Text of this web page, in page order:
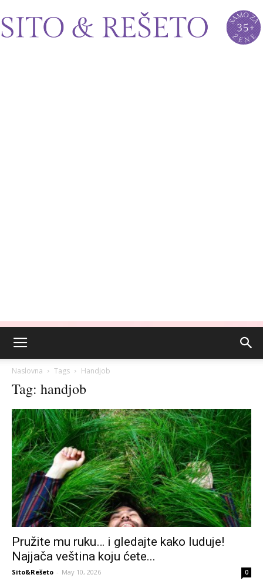
Naslovna Tags Handjob
Tag: handjob
Pružite mu ruku… i gledajte kako luduje!
Najjača veština koju ćete...
Sito&Rešeto - May 10, 2026 0